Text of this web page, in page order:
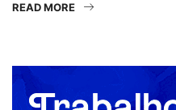
READ MORE